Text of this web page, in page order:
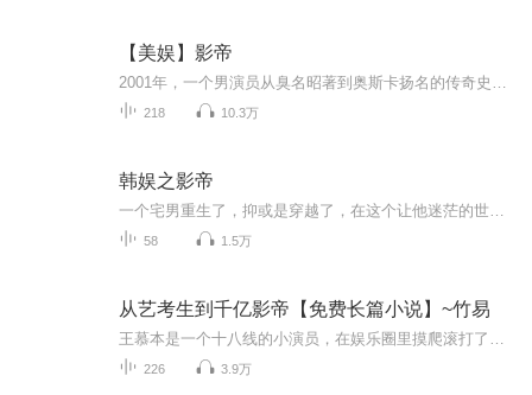
【美娱】影帝
218 10.3万
韩娱之影帝
58 1.5万
从艺考生到千亿影帝【免费长篇小说】~竹易
226 3.9万